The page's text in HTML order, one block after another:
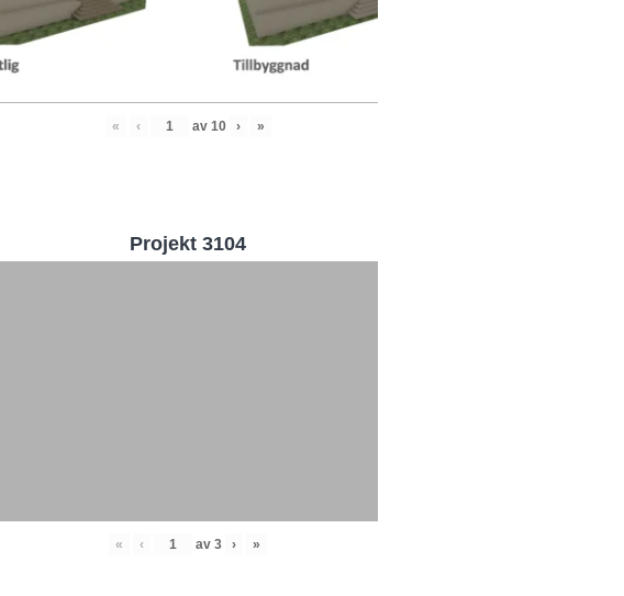
« ‹ av 10 › »
Projekt 3104
« ‹ av 3 › »